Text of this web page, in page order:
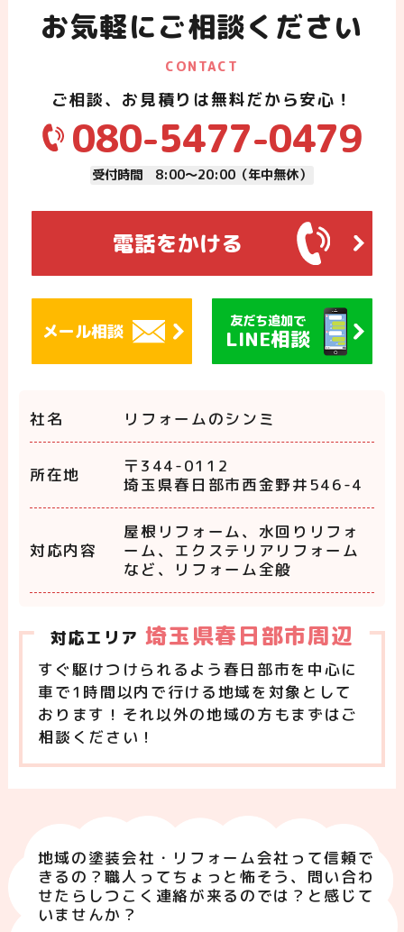
お気軽にご相談ください
CONTACT
ご相談、お見積りは無料だから安心！
080-5477-0479
受付時間 8:00～20:00（年中無休）
電話をかける
メール相談 友だち追加で
LINE相談
社名 リフォームのシンミ
所在地
〒344-0112
埼玉県春日部市西金野井546-4
対応内容
屋根リフォーム、水回りリフォ
ーム、エクステリアリフォーム
など、リフォーム全般
対応エリア 埼玉県春日部市周辺
すぐ駆けつけられるよう春日部市を中心に
車で1時間以内で行ける地域を対象として
おります！それ以外の地域の方もまずはご
相談ください！
地域の塗装会社・リフォーム会社って信頼で
きるの？職人ってちょっと怖そう、問い合わ
せたらしつこく連絡が来るのでは？と感じて
いませんか？